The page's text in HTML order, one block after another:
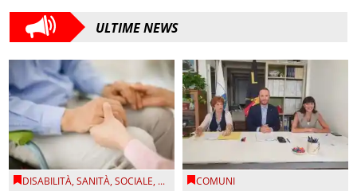
ULTIME NEWS
DISABILITÀ,SANITÀ,SOCIALE, ... COMUNI